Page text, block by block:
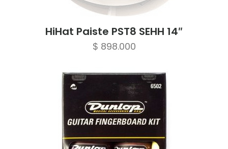
HiHat Paiste PST8 SEHH 14″
$ 898.000